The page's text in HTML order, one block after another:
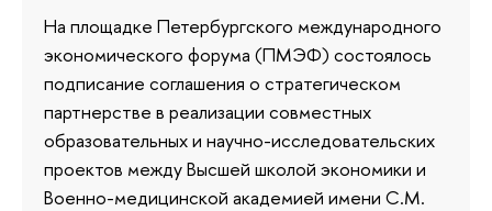
На площадке Петербургского международного
экономического форума (ПМЭФ) состоялось
подписание соглашения о стратегическом
партнерстве в реализации совместных
образовательных и научно-исследовательских
проектов между Высшей школой экономики и
Военно-медицинской академией имени С.М.